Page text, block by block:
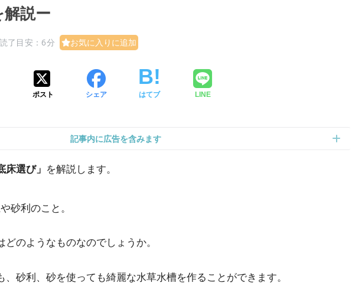
説ー
読了目安：6分 お気に入りに追加
ポスト シェア はてブ LINE
記事内に広告を含みます
床選び」 を解説します。
砂利のこと。
のようなものなのでしょうか。
砂利、砂を使っても綺麗な水草水槽を作ることができます。